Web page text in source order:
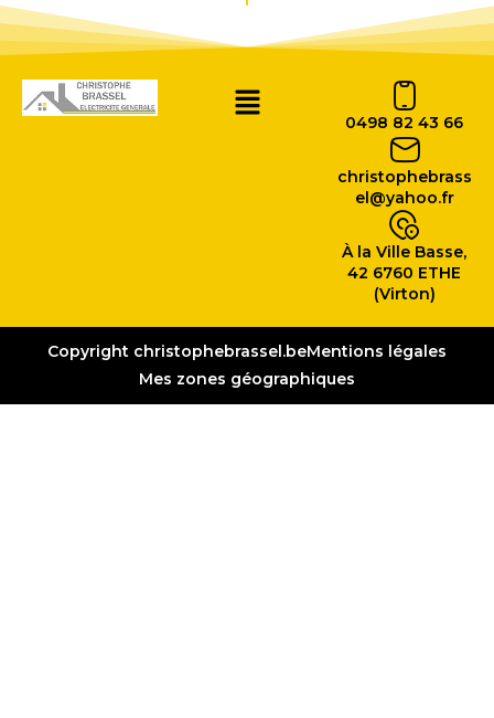
0498 82 43 66
christophebrass
el@yahoo.fr
À la Ville Basse,
42 6760 ETHE
(Virton)
Copyright christophebrassel.beMentions légales
Mes zones géographiques